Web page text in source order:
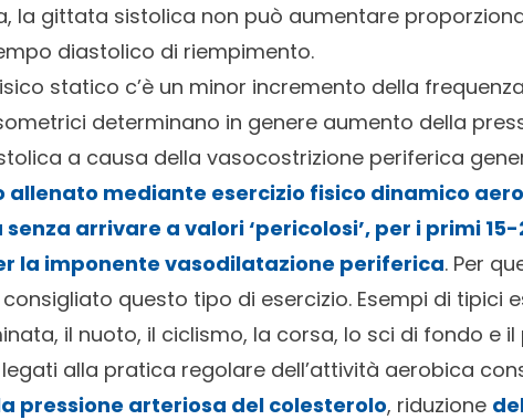
la gittata sistolica non può aumentare
diastolico di riempimento.
statico c’è un minor incremento della
determinano in genere aumento della
a causa della vasocostrizione periferica
allenato mediante esercizio fisico dinamico
arrivare a valori ‘pericolosi’, per i primi
la imponente vasodilatazione periferica. Per
questo tipo di esercizio. Esempi di tipici
il nuoto, il ciclismo, la corsa, lo sci di fondo e il
alla pratica regolare dell’attività aerobica
pressione arteriosa del colesterolo, riduzione